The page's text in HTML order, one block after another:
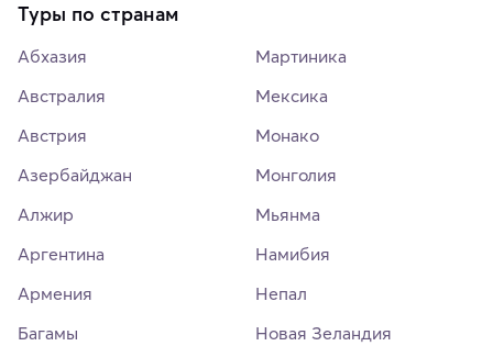
Туры по странам
Абхазия
Австралия
Австрия
Азербайджан
Алжир
Аргентина
Армения
Багамы
Мартиника
Мексика
Монако
Монголия
Мьянма
Намибия
Непал
Новая Зеландия